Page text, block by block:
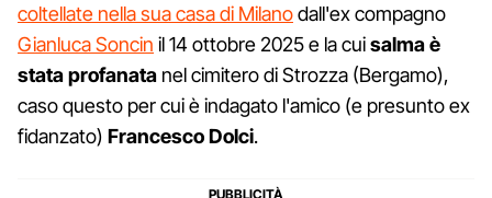
coltellate nella sua casa di Milanodall'ex compagno
Gianluca Soncin il 14 ottobre 2025 e la cuisalma è
stata profanata nel cimitero di Strozza (Bergamo),
caso questo per cui è indagato l'amico (e presunto ex
fidanzato) Francesco Dolci.